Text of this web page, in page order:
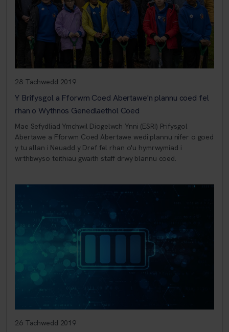
28 Tachwedd 2019
Y Brifysgol a Fforwm Coed Abertawe'n plannu coed fel
rhan o Wythnos Genedlaethol Coed
Mae Sefydliad Ymchwil Diogelwch Ynni (ESRI) Prifysgol
Abertawe a Fforwm Coed Abertawe wedi plannu nifer o goed
y tu allan i Neuadd y Dref fel rhan o'u hymrwymiad i
wrthbwyso teithiau gwaith staff drwy blannu coed.
26 Tachwedd 2019